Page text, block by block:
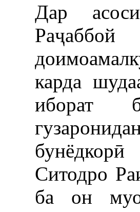
Дар
карда
иборат
Ситодро
ба он